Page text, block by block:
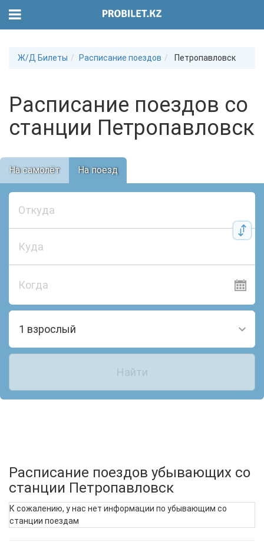
Ж/Д Билеты Расписание поездов Петропавловск
Расписание поездов со
станции Петропавловск
На самолёт На поезд
Когда
1 взрослый
Найти
Расписание поездов убывающих со
станции Петропавловск
К сожалению, у нас нет информации по убывающим со
станции поездам